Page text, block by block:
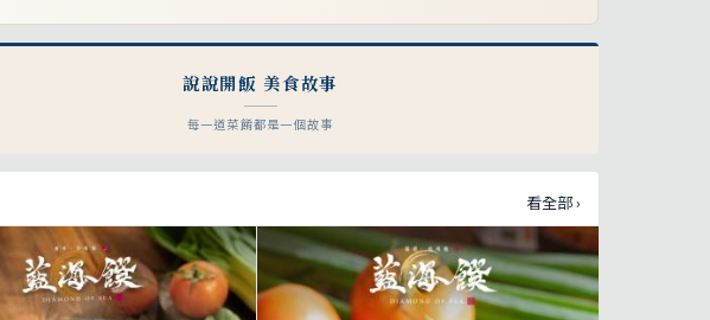
說說開飯 美食故事
每一道菜餚都是一個故事
看全部 ›